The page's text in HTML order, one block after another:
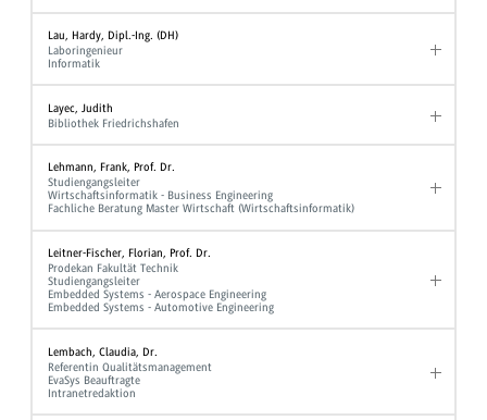
Lau, Hardy, Dipl.-Ing. (DH)
Laboringenieur
Informatik
Layec, Judith
Bibliothek Friedrichshafen
Lehmann, Frank, Prof. Dr.
Studiengangsleiter
Wirtschaftsinformatik - Business Engineering
Fachliche Beratung Master Wirtschaft (Wirtschaftsinformatik)
Leitner-Fischer, Florian, Prof. Dr.
Prodekan Fakultät Technik
Studiengangsleiter
Embedded Systems - Aerospace Engineering
Embedded Systems - Automotive Engineering
Lembach, Claudia, Dr.
Referentin Qualitätsmanagement
EvaSys Beauftragte
Intranetredaktion